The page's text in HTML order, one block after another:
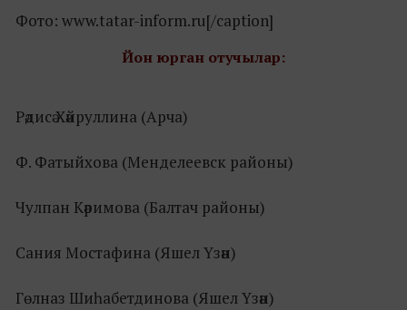
Фото: www.tatar-inform.ru[/caption]
Йон юрган отучылар:
Рәдисә Хәйруллина (Арча)
Ф. Фатыйхова (Менделеевск районы)
Чулпан Кәримова (Балтач районы)
Сания Мостафина (Яшел Үзән)
Гөлназ Шиһабетдинова (Яшел Үзән)